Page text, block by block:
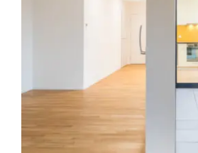
Kastanienbaum II
Architektur